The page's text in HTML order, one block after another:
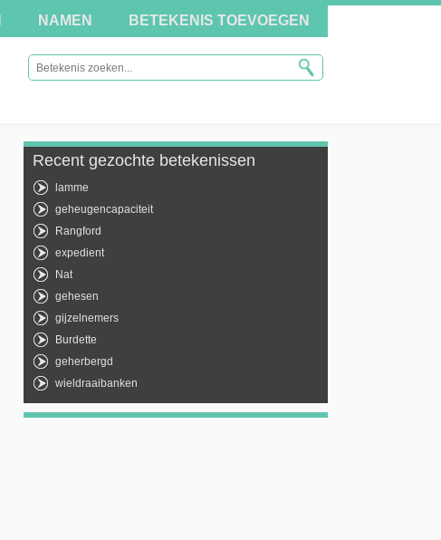
NAMEN BETEKENIS TOEVOEGEN
Recent gezochte betekenissen
lamme
geheugencapaciteit
Rangford
expedient
Nat
gehesen
gijzelnemers
Burdette
geherbergd
wieldraaibanken